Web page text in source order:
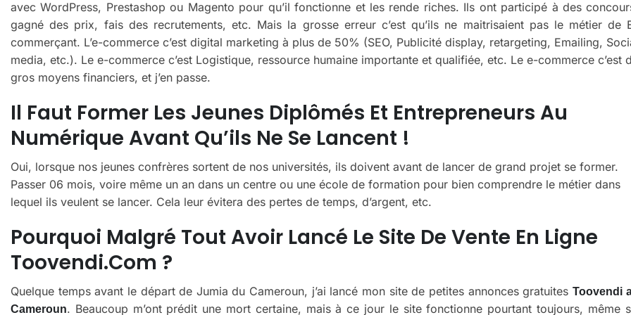
avec WordPress, Prestashop ou Magento pour qu’il fonctionne et les rende riches. Ils ont participé à des
gagné des prix, fais des recrutements, etc. Mais la grosse erreur c’est qu’ils ne maitrisaient pas le métier de
commerçant. L’e-commerce c’est digital marketing à plus de 50% (SEO, Publicité display, retargeting, Emailing,
media, etc.). Le e-commerce c’est Logistique, ressource humaine importante et qualifiée, etc. Le e-commerce c’est
gros moyens financiers, et j’en passe.
Il Faut Former Les Jeunes Diplômés Et Entrepreneurs Au
Numérique Avant Qu’ils Ne Se Lancent !
Oui, lorsque nos jeunes confrères sortent de nos universités, ils doivent avant de lancer de grand projet se former.
Passer 06 mois, voire même un an dans un centre ou une école de formation pour bien comprendre le métier dans
lequel ils veulent se lancer. Cela leur évitera des pertes de temps, d’argent, etc.
Pourquoi Malgré Tout Avoir Lancé Le Site De Vente En Ligne
Toovendi.com ?
Quelque temps avant le départ de Jumia du Cameroun, j’ai lancé mon site de petites annonces gratuites Toovendi
Cameroun. Beaucoup m’ont prédit une mort certaine, mais à ce jour le site fonctionne pourtant toujours, même